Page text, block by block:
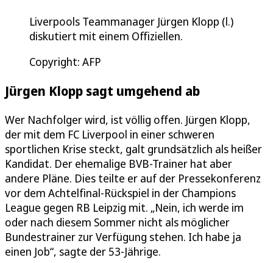
Liverpools Teammanager Jürgen Klopp (l.)
diskutiert mit einem Offiziellen.
Copyright: AFP
Jürgen Klopp sagt umgehend ab
Wer Nachfolger wird, ist völlig offen. Jürgen Klopp,
der mit dem FC Liverpool in einer schweren
sportlichen Krise steckt, galt grundsätzlich als heißer
Kandidat. Der ehemalige BVB-Trainer hat aber
andere Pläne. Dies teilte er auf der Pressekonferenz
vor dem Achtelfinal-Rückspiel in der Champions
League gegen RB Leipzig mit. „Nein, ich werde im
oder nach diesem Sommer nicht als möglicher
Bundestrainer zur Verfügung stehen. Ich habe ja
einen Job“, sagte der 53-Jährige.